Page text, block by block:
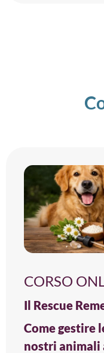
CORSO
Il Rescue
Come gestire
nostri animali